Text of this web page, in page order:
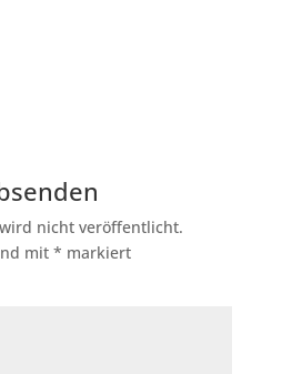
nicht veröffentlicht.
mit * markiert